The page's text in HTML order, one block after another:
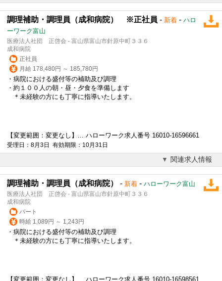
調理補助・調理員（成和病院） ※正社員 - 新着 - ハロ
ーワーク富山
医療法人社団 正啓会 - 富山県富山市針原中町３３６
成和病院
正社員
月給 178,480円 ～ 185,780円
・病院における盛付等の補助及び調理
・約１００人の朝・昼・夕食を準備します
＊未経験の方にも丁寧に指導いたします。
【変更範囲：変更なし】... ハローワーク求人番号 16010-16596661
受理日：8月3日 有効期限：10月31日
関連求人情報
調理補助・調理員（成和病院） - 新着 - ハローワーク富山
医療法人社団 正啓会 - 富山県富山市針原中町３３６
成和病院
パート
時給 1,089円 ～ 1,243円
・病院における盛付等の補助及び調理
＊未経験の方にも丁寧に指導いたします。
【変更範囲：変更なし】... ハローワーク求人番号 16010-16598561